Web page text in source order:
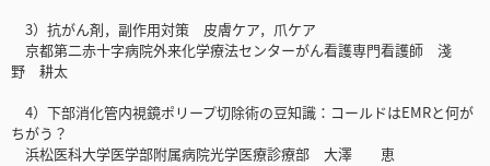
3）抗がん剤，副作用対策 皮膚ケア，爪ケア
京都第二赤十字病院外来化学療法センターがん看護専門看護師 淺
野 耕太
4）下部消化管内視鏡ポリープ切除術の豆知識：コールドはEMRと何が
ちがう？
浜松医科大学医学部附属病院光学医療診療部 大澤 恵